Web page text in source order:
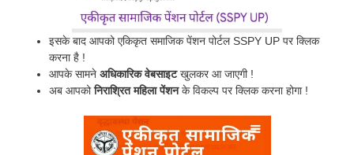
इसके बाद आपको एकिकृत समाजिक पेंशन पोर्टल SSPY UP पर क्लिक
करना है !
आपके सामने अधिकारिक वेबसाइटखुलकर आ जाएगी !
अब आपकोनिराश्रित महिला पेंशनके विकल्प पर क्लिक करना होगा !